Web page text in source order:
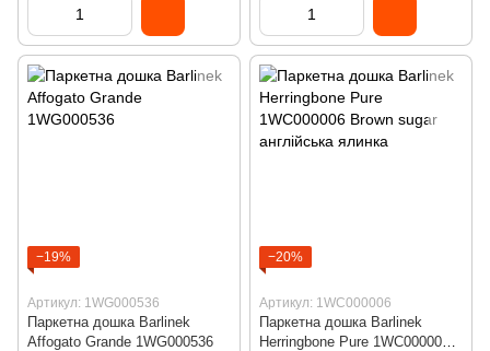
−19%
Артикул: 1WG000536
Паркетна дошка Barlinek
Affogato Grande 1WG000536
−20%
Артикул: 1WC000006
Паркетна дошка Barlinek
Herringbone Pure 1WC000006